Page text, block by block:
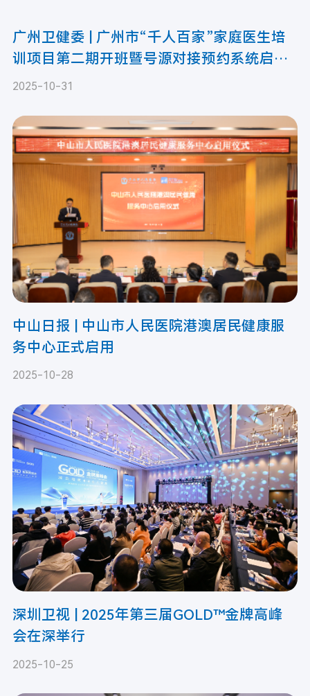
广州卫健委 | 广州市“千人百家”家庭医生培
训项目第二期开班暨号源对接预约系统启用
活动圆满举行
2025-10-31
中山日报 | 中山市人民医院港澳居民健康服
务中心正式启用
2025-10-28
深圳卫视 | 2025年第三届GOLD™金牌高峰
会在深举行
2025-10-25